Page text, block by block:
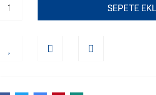
SEPETE